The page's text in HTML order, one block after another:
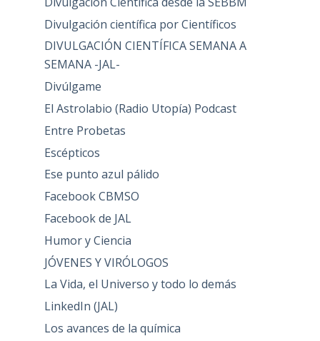
Divulgación científica por Científicos
DIVULGACIÓN CIENTÍFICA SEMANA A
SEMANA -JAL-
Divúlgame
El Astrolabio (Radio Utopía) Podcast
Entre Probetas
Escépticos
Ese punto azul pálido
Facebook CBMSO
Facebook de JAL
Humor y Ciencia
JÓVENES Y VIRÓLOGOS
La Vida, el Universo y todo lo demás
LinkedIn (JAL)
Los avances de la química